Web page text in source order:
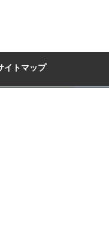
イトマップ